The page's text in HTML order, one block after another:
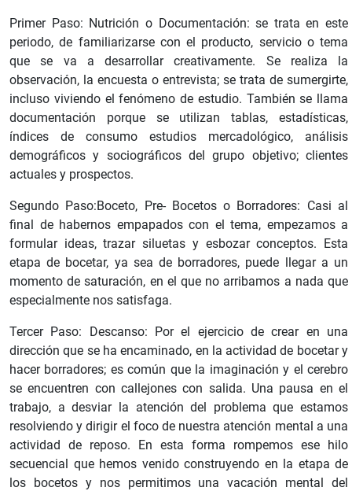
Primer Paso: Nutrición o Documentación: se trata en este
periodo, de familiarizarse con el producto, servicio o tema
que se va a desarrollar creativamente. Se realiza la
observación, la encuesta o entrevista; se trata de sumergirte,
incluso viviendo el fenómeno de estudio. También se llama
documentación porque se utilizan tablas, estadísticas,
índices de consumo estudios mercadológico, análisis
demográficos y sociográficos del grupo objetivo; clientes
actuales y prospectos.
Segundo Paso:Boceto, Pre- Bocetos o Borradores: Casi al
final de habernos empapados con el tema, empezamos a
formular ideas, trazar siluetas y esbozar conceptos. Esta
etapa de bocetar, ya sea de borradores, puede llegar a un
momento de saturación, en el que no arribamos a nada que
especialmente nos satisfaga.
Tercer Paso: Descanso: Por el ejercicio de crear en una
dirección que se ha encaminado, en la actividad de bocetar y
hacer borradores; es común que la imaginación y el cerebro
se encuentren con callejones con salida. Una pausa en el
trabajo, a desviar la atención del problema que estamos
resolviendo y dirigir el foco de nuestra atención mental a una
actividad de reposo. En esta forma rompemos ese hilo
secuencial que hemos venido construyendo en la etapa de
los bocetos y nos permitimos una vacación mental del